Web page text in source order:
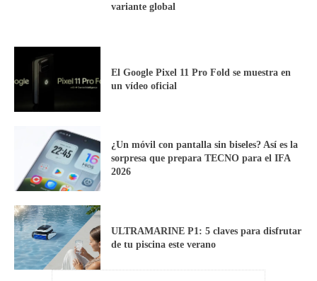
variante global
El Google Pixel 11 Pro Fold se muestra en
un vídeo oficial
¿Un móvil con pantalla sin biseles? Así es la
sorpresa que prepara TECNO para el IFA
2026
ULTRAMARINE P1: 5 claves para disfrutar
de tu piscina este verano